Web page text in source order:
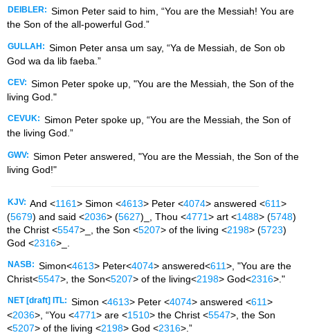
DEIBLER: Simon Peter said to him, “You are the Messiah! You are
the Son of the all-powerful God.”
GULLAH: Simon Peter ansa um say, “Ya de Messiah, de Son ob
God wa da lib faeba.”
CEV: Simon Peter spoke up, "You are the Messiah, the Son of the
living God."
CEVUK: Simon Peter spoke up, “You are the Messiah, the Son of
the living God.”
GWV: Simon Peter answered, "You are the Messiah, the Son of the
living God!"
KJV: And <1161> Simon <4613> Peter <4074> answered <611>
(5679) and said <2036> (5627)_, Thou <4771> art <1488> (5748)
the Christ <5547>_, the Son <5207> of the living <2198> (5723)
God <2316>_.
NASB: Simon<4613> Peter<4074> answered<611>, "You are the
Christ<5547>, the Son<5207> of the living<2198> God<2316>."
NET [draft] ITL: Simon <4613> Peter <4074> answered <611>
<2036>, “You <4771> are <1510> the Christ <5547>, the Son
<5207> of the living <2198> God <2316>.”